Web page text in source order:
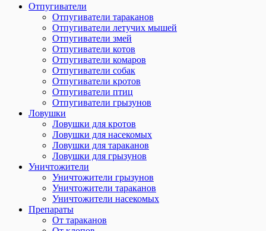
Отпугиватели
Отпугиватели тараканов
Отпугиватели летучих мышей
Отпугиватели змей
Отпугиватели котов
Отпугиватели комаров
Отпугиватели собак
Отпугиватели кротов
Отпугиватели птиц
Отпугиватели грызунов
Ловушки
Ловушки для кротов
Ловушки для насекомых
Ловушки для тараканов
Ловушки для грызунов
Уничтожители
Уничтожители грызунов
Уничтожители тараканов
Уничтожители насекомых
Препараты
От тараканов